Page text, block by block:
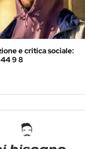
e critica sociale:
9 8